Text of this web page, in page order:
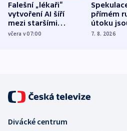
Falešní „lékaři“
vytvoření AI šíří
mezi staršími
Poláky nebezpečné
včera v 07:00
přímém
útoku
míní
7. 8. 2026
Divácké centrum